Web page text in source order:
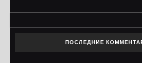
ПОСЛЕДНИЕ